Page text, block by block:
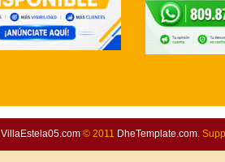
VillaEstela05.com© 2011 DheTemplate.com.